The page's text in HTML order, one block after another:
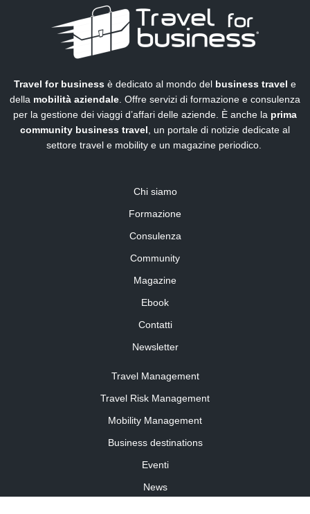
Travel for business è dedicato al mondo del business travel e
della mobilità aziendale. Offre servizi di formazione e consulenza
per la gestione dei viaggi d’affari delle aziende. È anche la prima
community business travel, un portale di notizie dedicate al
settore travel e mobility e un magazine periodico.
Chi siamo
Formazione
Consulenza
Community
Magazine
Ebook
Contatti
Newsletter
Travel Management
Travel Risk Management
Mobility Management
Business destinations
Eventi
News